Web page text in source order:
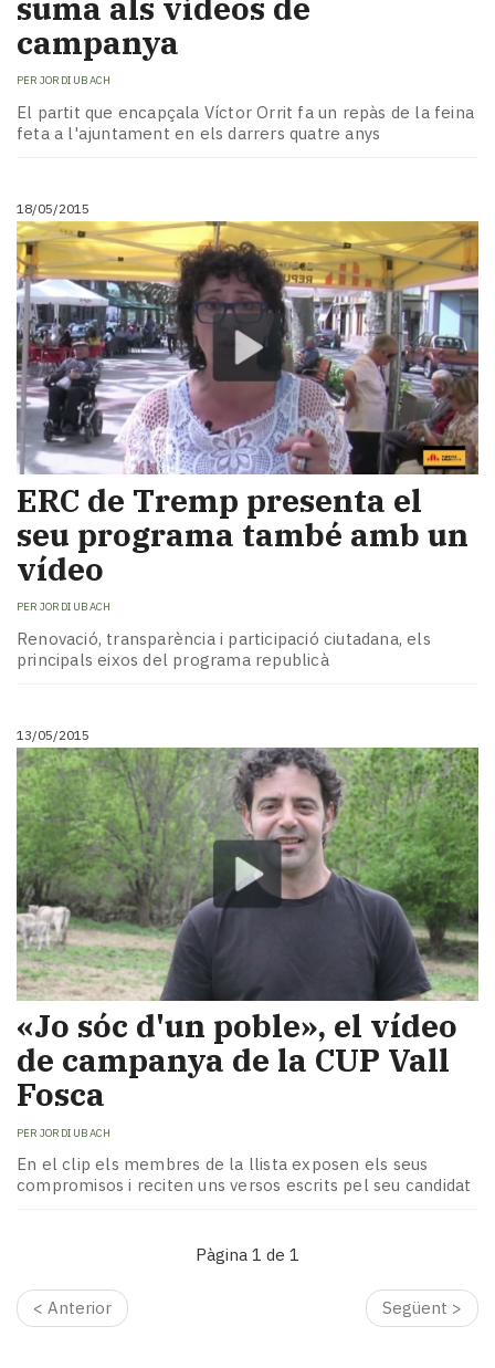
campanya
PER JORDI UBACH
El partit que encapçala Víctor Orrit fa un repàs de la feina
feta a l'ajuntament en els darrers quatre anys
18/05/2015
ERC de Tremp presenta el
seu programa també amb un
vídeo
PER JORDI UBACH
Renovació, transparència i participació ciutadana, els
principals eixos del programa republicà
13/05/2015
«Jo sóc d'un poble», el vídeo
de campanya de la CUP Vall
Fosca
PER JORDI UBACH
En el clip els membres de la llista exposen els seus
compromisos i reciten uns versos escrits pel seu candidat
Pàgina 1 de 1
< Anterior Següent >